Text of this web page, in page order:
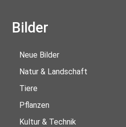
Bilder
Neue Bilder
Natur & Landschaft
Tiere
Pflanzen
Kultur & Technik